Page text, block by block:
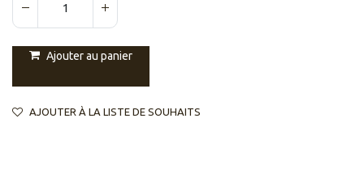
Ajouter au panier
AJOUTER À LA LISTE DE SOUHAITS